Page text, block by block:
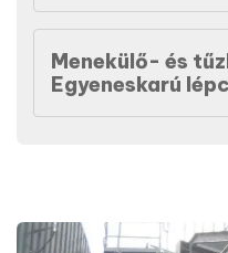
Menekülő- és
Egyeneskarú